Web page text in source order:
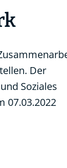
Der
Soziales
07.03.2022